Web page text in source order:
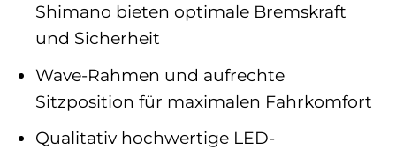
Shimano bieten optimale Bremskraft
und Sicherheit
Wave-Rahmen und aufrechte
Sitzposition für maximalen Fahrkomfort
Qualitativ hochwertige LED-